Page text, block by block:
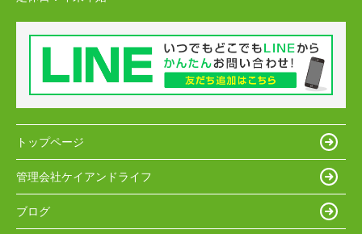
トップページ
管理会社ケイアンドライフ
ブログ